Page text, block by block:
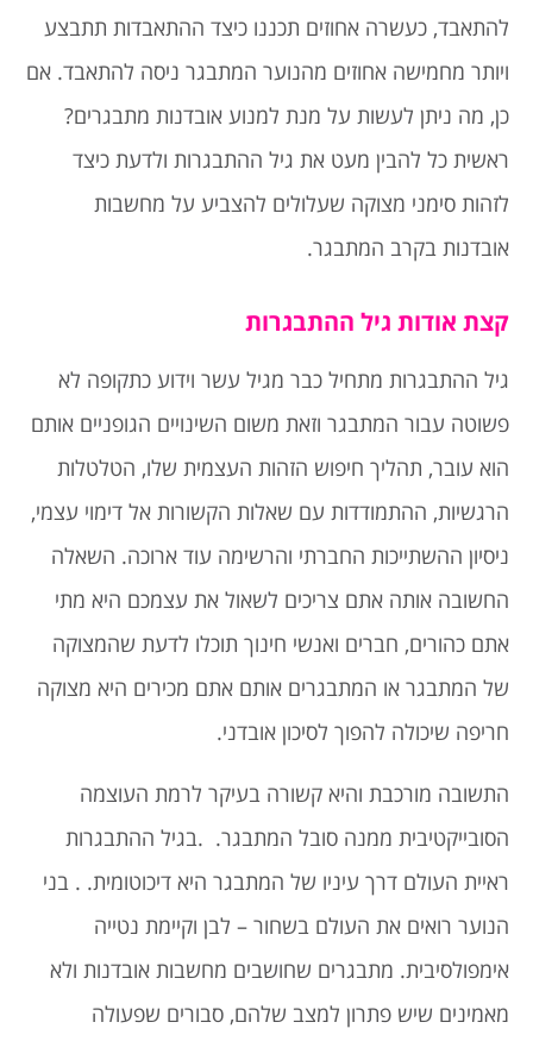
להתאבד, כעשרה אחוזים תכננו כיצד ההתאבדות תתבצע
ויותר מחמישה אחוזים מהנוער המתבגר ניסה להתאבד. אם
כן, מה ניתן לעשות על מנת למנוע אובדנות מתבגרים?
ראשית כל להבין מעט את גיל ההתבגרות ולדעת כיצד
לזהות סימני מצוקה שעלולים להצביע על מחשבות
אובדנות בקרב המתבגר.
קצת אודות גיל ההתבגרות
גיל ההתבגרות מתחיל כבר מגיל עשר וידוע כתקופה לא
פשוטה עבור המתבגר וזאת משום השינויים הגופניים אותם
הוא עובר, תהליך חיפוש הזהות העצמית שלו, הטלטלות
הרגשיות, ההתמודדות עם שאלות הקשורות אל דימוי עצמי,
ניסיון ההשתייכות החברתי והרשימה עוד ארוכה. השאלה
החשובה אותה אתם צריכים לשאול את עצמכם היא מתי
אתם כהורים, חברים ואנשי חינוך תוכלו לדעת שהמצוקה
של המתבגר או המתבגרים אותם אתם מכירים היא מצוקה
חריפה שיכולה להפוך לסיכון אובדני.
התשובה מורכבת והיא קשורה בעיקר לרמת העוצמה
הסובייקטיבית ממנה סובל המתבגר. .בגיל ההתבגרות
ראיית העולם דרך עיניו של המתבגר היא דיכוטומית. . בני
הנוער רואים את העולם בשחור – לבן וקיימת נטייה
אימפולסיבית. מתבגרים שחושבים מחשבות אובדנות ולא
מאמינים שיש פתרון למצב שלהם, סבורים שפעולה